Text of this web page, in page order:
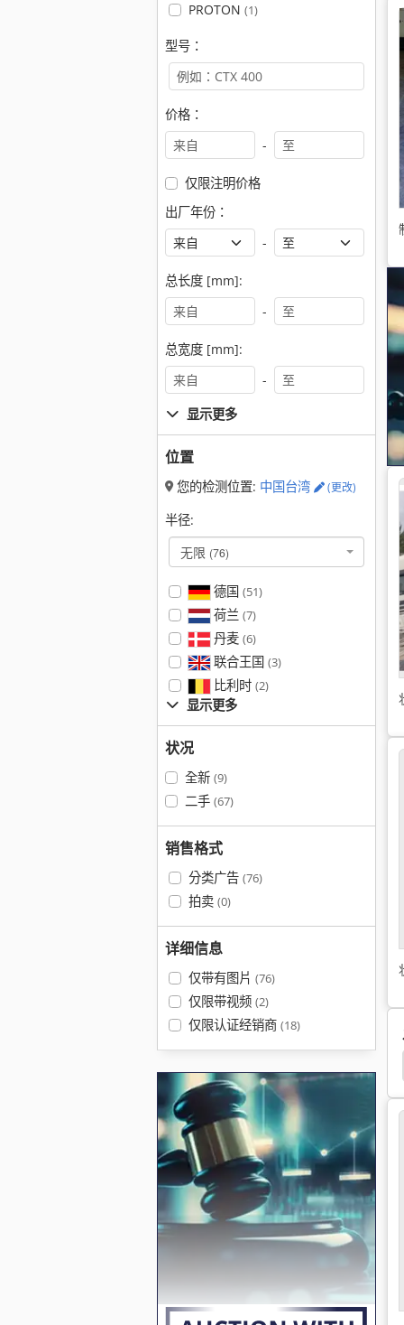
PROTON (1)
型号：
价格：
-
仅限注明价格
出厂年份：
-
总长度 [mm]:
-
总宽度 [mm]:
-
显示更多
位置
您的检测位置: 中国台湾 (更改)
半径:
无限 (76)
德国 (51)
荷兰 (7)
丹麦 (6)
联合王国 (3)
比利时 (2)
显示更多
状况
全新 (9)
二手 (67)
销售格式
分类广告 (76)
拍卖 (0)
详细信息
仅带有图片 (76)
仅限带视频 (2)
仅限认证经销商 (18)